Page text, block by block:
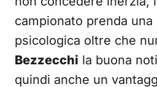
campionato prenda
psicologica oltre che
Bezzecchi la buona
quindi anche un